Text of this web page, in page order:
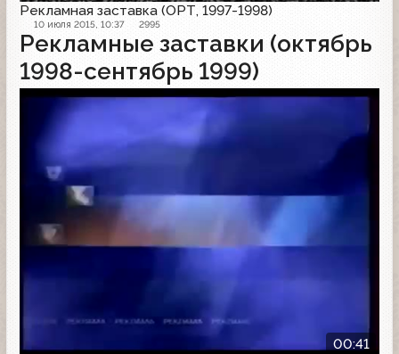
Рекламная заставка (ОРТ, 1997-1998)
10 июля 2015, 10:37 2995
Рекламные заставки (октябрь
1998-сентябрь 1999)
00:41
Рекламная заставка